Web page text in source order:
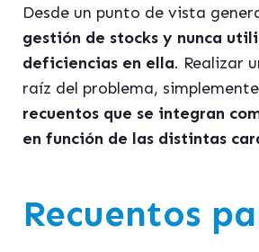
Desde un punto de vista
gestión de stocks y nunca
deficiencias en ella. Realizar
raíz del problema,
recuentos que se integran
en función de las distintas
Recuentos